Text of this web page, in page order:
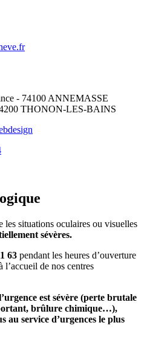
- 74100 ANNEMASSE
THONON-LES-BAINS
les situations oculaires ou visuelles
sévères.
63 pendant les heures d’ouverture
l’accueil de nos centres
est sévère (perte brutale
brûlure chimique…),
au service d’urgences le plus